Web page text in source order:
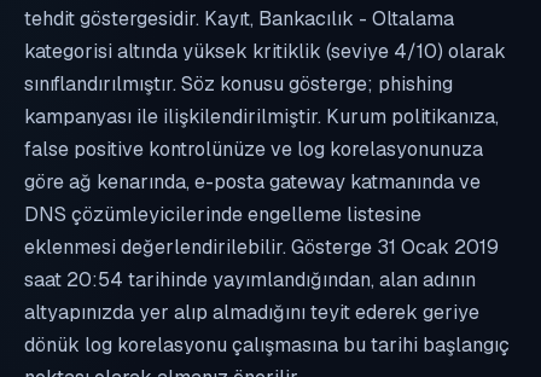
tehdit göstergesidir. Kayıt, Bankacılık - Oltalama
kategorisi altında yüksek kritiklik (seviye 4/10) olarak
sınıflandırılmıştır. Söz konusu gösterge; phishing
kampanyası ile ilişkilendirilmiştir. Kurum politikanıza,
false positive kontrolünüze ve log korelasyonunuza
göre ağ kenarında, e-posta gateway katmanında ve
DNS çözümleyicilerinde engelleme listesine
eklenmesi değerlendirilebilir. Gösterge 31 Ocak 2019
saat 20:54 tarihinde yayımlandığından, alan adının
altyapınızda yer alıp almadığını teyit ederek geriye
dönük log korelasyonu çalışmasına bu tarihi başlangıç